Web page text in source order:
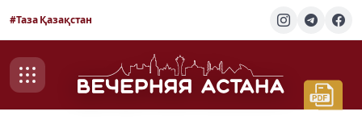
#Таза Қазақстан